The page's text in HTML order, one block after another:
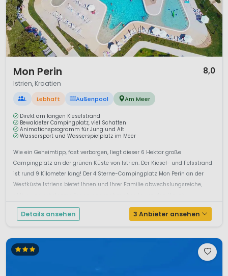
Mon Perin 8,0
Istrien, Kroatien
L Lebhaft Außenpool Am Meer
Direkt am langen Kieselstrand
Bewaldeter Campingplatz, viel Schatten
Animationsprogramm für Jung und Alt
Wassersport und Wasserspielplatz im Meer
Wie ein Geheimtipp, fast verborgen, liegt dieser 6 Hektar große
Campingplatz an der grünen Küste von Istrien. Der Kiesel- und Felsstrand
ist rund 9 Kilometer lang! Der 4 Sterne-Campingplatz Mon Perin an der
Westküste Istriens bietet Ihnen und Ihrer Familie abwechslungsreiche,
Touristenströ...
Details ansehen 3 Anbieter ansehen